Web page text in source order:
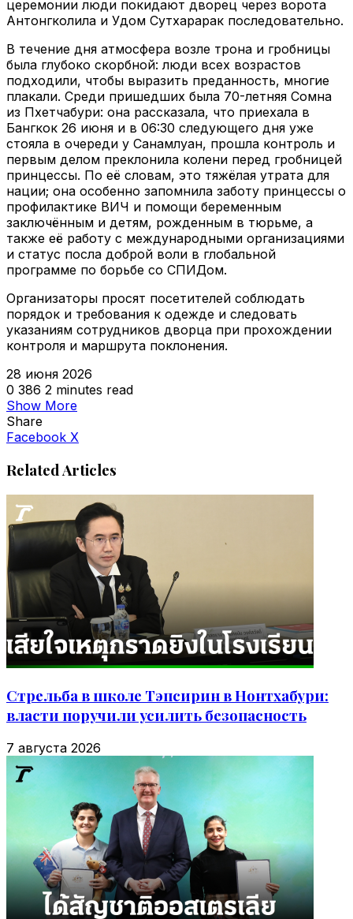
церемонии люди покидают дворец через ворота
Антонгколила и Удом Сутхарарак последовательно.
В течение дня атмосфера возле трона и гробницы
была глубоко скорбной: люди всех возрастов
подходили, чтобы выразить преданность, многие
плакали. Среди пришедших была 70-летняя Сомна
из Пхетчабури: она рассказала, что приехала в
Бангкок 26 июня и в 06:30 следующего дня уже
стояла в очереди у Санамлуан, прошла контроль и
первым делом преклонила колени перед гробницей
принцессы. По её словам, это тяжёлая утрата для
нации; она особенно запомнила заботу принцессы о
профилактике ВИЧ и помощи беременным
заключённым и детям, рожденным в тюрьме, а
также её работу с международными организациями
и статус посла доброй воли в глобальной
программе по борьбе со СПИДом.
Организаторы просят посетителей соблюдать
порядок и требования к одежде и следовать
указаниям сотрудников дворца при прохождении
контроля и маршрута поклонения.
28 июня 2026
0 386 2 minutes read
Show More
Share
Facebook X
Related Articles
Стрельба в школе Тэпсирин в Нонтхабури:
власти поручили усилить безопасность
7 августа 2026